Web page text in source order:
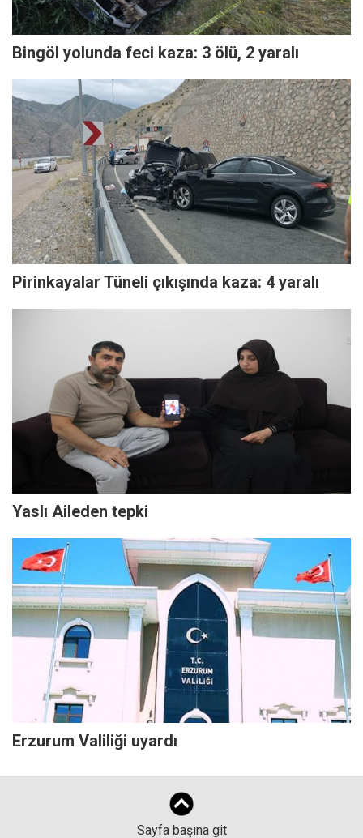
Bingöl yolunda feci kaza: 3 ölü, 2 yaralı
Pirinkayalar Tüneli çıkışında kaza: 4 yaralı
Yaslı Aileden tepki
Erzurum Valiliği uyardı
Sayfa başına git